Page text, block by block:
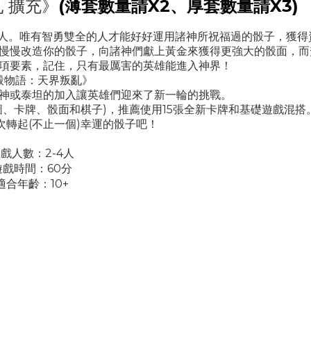
充》 (薄套數量請X2、厚套數量請X3)
唯有智勇雙全的人才能好好運用諸神所祝福過的骰子，獲
改造你的骰子，向諸神們獻上黃金來獲得更強大的骰面，
要素，記住，只有最厲害的英雄能進入神界！
物語：天界叛亂》
或泰坦的加入讓英雄們迎來了新一輪的挑戰。
卡牌、骰面和棋子)，推薦使用15張全新卡牌和基礎遊戲混搭。
轉起(不止一個)幸運的骰子吧！
人數：2-4人
戲時間：60分
合年齡：10+